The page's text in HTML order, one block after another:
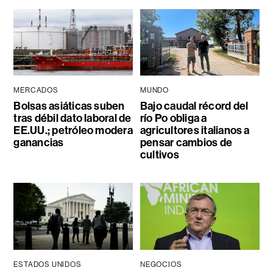
MERCADOS
Bolsas asiáticas suben
tras débil dato laboral de
EE.UU.; petróleo modera
ganancias
MUNDO
Bajo caudal récord del
río Po obliga a
agricultores italianos a
pensar cambios de
cultivos
ESTADOS UNIDOS NEGOCIOS